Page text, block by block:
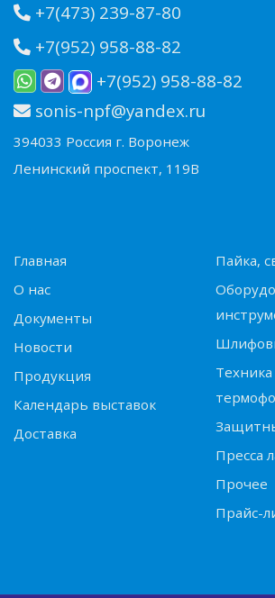
+7(473) 239-87-80
+7(952) 958-88-82
+7(952) 958-88-82
sonis-npf@yandex.ru
394033 Россия г. Воронеж
Ленинский проспект, 119В
Главная
О нас
Документы
Новости
Продукция
Календарь выставок
Доставка
Пайка,
Техника
Пресса
Прочее
Прайс-